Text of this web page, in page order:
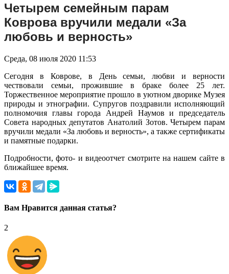
Четырем семейным парам
Коврова вручили медали «За
любовь и верность»
Среда, 08 июля 2020 11:53
Сегодня в Коврове, в День семьи, любви и верности
чествовали семьи, прожившие в браке более 25 лет.
Торжественное мероприятие прошло в уютном дворике Музея
природы и этнографии. Супругов поздравили исполняющий
полномочия главы города Андрей Наумов и председатель
Совета народных депутатов Анатолий Зотов. Четырем парам
вручили медали «За любовь и верность», а также сертификаты
и памятные подарки.
Подробности, фото- и видеоотчет смотрите на нашем сайте в
ближайшее время.
Вам Нравится данная статья?
2